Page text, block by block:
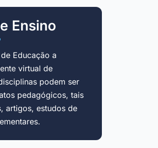
Ensino
Educação a
virtual de
podem ser
pedagógicos, tais
artigos, estudos de